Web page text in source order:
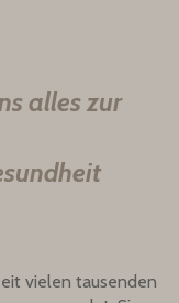
alles zur
vielen tausenden